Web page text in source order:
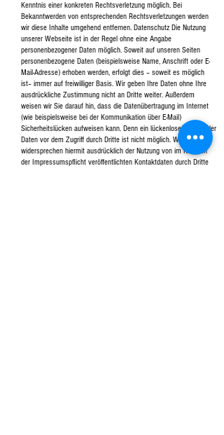
Kenntnis einer konkreten Rechtsverletzung möglich. Bei
Bekanntwerden von entsprechenden Rechtsverletzungen werden
wir diese Inhalte umgehend entfernen. Datenschutz Die Nutzung
unserer Webseite ist in der Regel ohne eine Angabe
personenbezogener Daten möglich. Soweit auf unseren Seiten
personenbezogene Daten (beispielsweise Name, Anschrift oder E-
Mail-Adresse) erhoben werden, erfolgt dies – soweit es möglich
ist– immer auf freiwilliger Basis. Wir geben Ihre Daten ohne Ihre
ausdrückliche Zustimmung nicht an Dritte weiter. Außerdem
weisen wir Sie darauf hin, dass die Datenübertragung im Internet
(wie beispielsweise bei der Kommunikation über E-Mail)
Sicherheitslücken aufweisen kann. Denn ein lückenloser Schutz der
Daten vor dem Zugriff durch Dritte ist nicht möglich. Wir
widersprechen hiermit ausdrücklich der Nutzung von im Rahmen
der Impressumspflicht veröffentlichten Kontaktdaten durch Dritte